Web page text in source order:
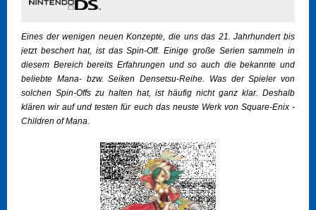
Eines der wenigen neuen Konzepte, die uns das 21. Jahrhundert bis
jetzt beschert hat, ist das Spin-Off. Einige große Serien sammeln in
diesem Bereich bereits Erfahrungen und so auch die bekannte und
beliebte Mana- bzw. Seiken Densetsu-Reihe. Was der Spieler von
solchen Spin-Offs zu halten hat, ist häufig nicht ganz klar. Deshalb
klären wir auf und testen für euch das neuste Werk von Square-Enix -
Children of Mana.